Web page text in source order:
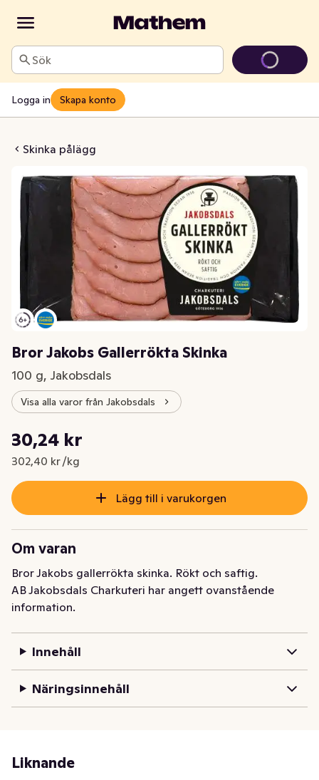
Sök
Logga in Skapa konto
Skinka pålägg
Skinka
Bror Jakobs Gallerrökta Skinka
100 g, Jakobsdals
Visa alla varor från Jakobsdals
Nuvarande pris är: 30,24 kr
30,24 kr
302,40 kr /kg
Styckpris: 302,40 kr /kg
Lägg till i varukorgen
Om varan
Bror Jakobs gallerrökta skinka. Rökt och saftig.
AB Jakobsdals Charkuteri har angett ovanstående
information.
Innehåll
Näringsinnehåll
Liknande